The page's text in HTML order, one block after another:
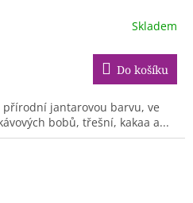
Skladem
Do košíku
přírodní jantarovou barvu, ve
bobů, třešní, kakaa a...